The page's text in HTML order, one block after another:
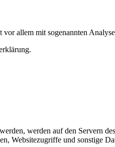
allem mit sogenannten
werden auf den Servern
Websitezugriffe und sonstige